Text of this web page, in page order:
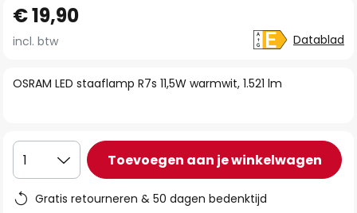
naar
het
van
gallerij
OSRAM LED staaflamp R7s 11,5W warmwit, 1.521 lm
€ 19,90
incl. btw Datablad
1 Toevoegen aan je winkelwagen
Gratis retourneren & 50 dagen bedenktijd